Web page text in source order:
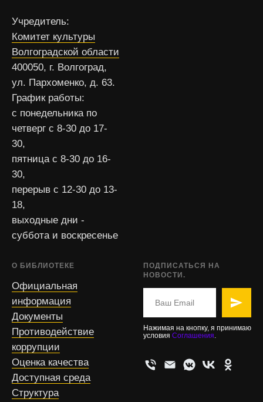
Учредитель:
Комитет культуры
Волгоградской области
400050, г. Волгоград,
ул. Пархоменко, д. 63.
График работы:
с понедельника по
четверг с 8-30 до 17-
30,
пятница с 8-30 до 16-
30,
перерыв с 12-30 до 13-
18,
выходные дни -
суббота и воскресенье
О БИБЛИОТЕКЕ
Официальная
информация
Документы
Противодействие
коррупции
Оценка качества
Доступная среда
Структура
ПОДПИСАТЬСЯ НА
НОВОСТИ.
Нажимая на кнопку, я принимаю
условия Соглашения.